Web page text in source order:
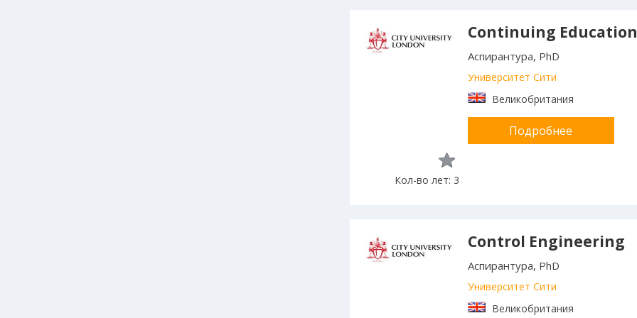
Continuing Education
Аспирантура, PhD
Университет Сити
Великобритания
Подробнее
Кол-во лет: 3
Control Engineering
Аспирантура, PhD
Университет Сити
Великобритания